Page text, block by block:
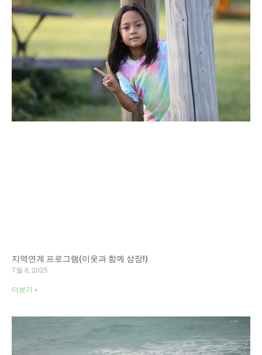
지역연계 프로그램(이웃과 함께 성장!)
7월 8, 2025
더보기 »